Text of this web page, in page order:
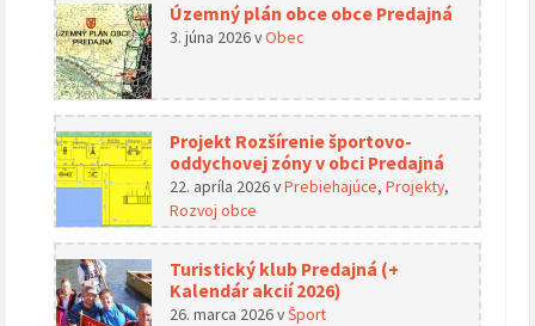
Územný plán obce obce Predajná
3. júna 2026vObec
Projekt Rozšírenie športovo-
oddychovej zóny v obci Predajná
22. apríla 2026vPrebiehajúce, Projekty,
Rozvoj obce
Turistický klub Predajná (+
Kalendár akcií 2026)
26. marca 2026vŠport